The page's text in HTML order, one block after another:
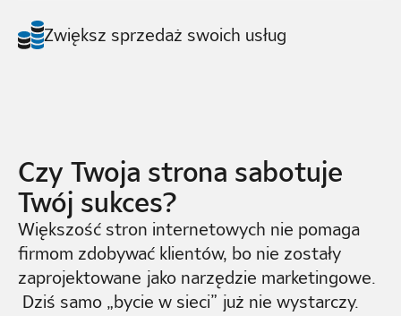
Zwiększ sprzedaż swoich usług
Czy Twoja strona sabotuje
Twój sukces?
Większość stron internetowych nie pomaga
firmom zdobywać klientów, bo nie zostały
zaprojektowane jako narzędzie marketingowe.
Dziś samo „bycie w sieci” już nie wystarczy.